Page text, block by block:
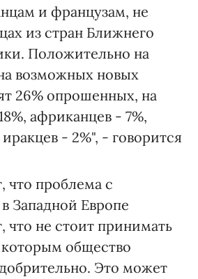
и французам, не
из стран Ближнего
Положительно на
возможных новых
26% опрошенных, на
африканцев - 7%,
- 2%", - говорится
что проблема с
Западной Европе
что не стоит принимать
которым общество
Это может